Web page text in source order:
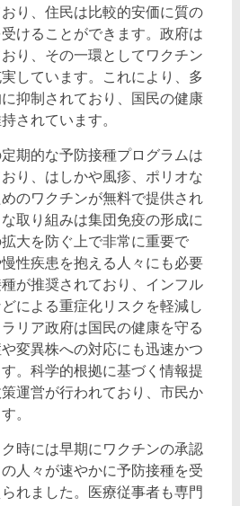
り、住民は比較的安価に質の
けることができます。政府は
り、その一環としてワクチン
しています。これにより、多
抑制されており、国民の健康
されています。
期的な予防接種プログラムは
り、はしかや風疹、ポリオな
のワクチンが無料で提供され
取り組みは集団免疫の形成に
大を防ぐ上で非常に重要で
性疾患を抱える人々にも必要
が推奨されており、インフル
による重症化リスクを軽減し
リア政府は国民の健康を守る
変異株への対応にも迅速かつ
。科学的根拠に基づく情報提
運営が行われており、市民か
。
時には早期にワクチンの承認
人々が速やかに予防接種を受
れました。医療従事者も専門